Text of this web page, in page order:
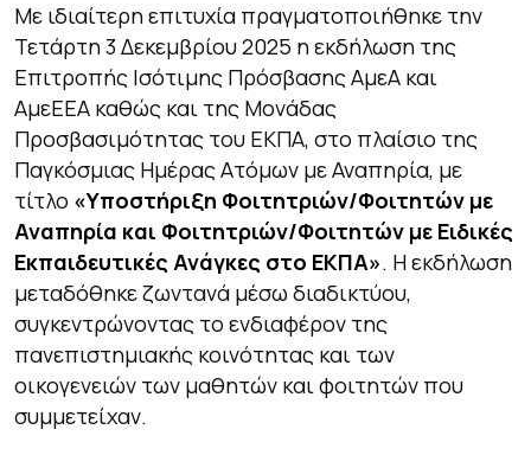
Με ιδιαίτερη επιτυχία πραγματοποιήθηκε την
Τετάρτη 3 Δεκεμβρίου 2025 η εκδήλωση της
Επιτροπής Ισότιμης Πρόσβασης ΑμεΑ και
ΑμεΕΕΑ καθώς και της Μονάδας
Προσβασιμότητας του ΕΚΠΑ, στο πλαίσιο της
Παγκόσμιας Ημέρας Ατόμων με Αναπηρία, με
τίτλο «Υποστήριξη Φοιτητριών/Φοιτητών με
Αναπηρία και Φοιτητριών/Φοιτητών με Ειδικές
Εκπαιδευτικές Ανάγκες στο ΕΚΠΑ». Η εκδήλωση
μεταδόθηκε ζωντανά μέσω διαδικτύου,
συγκεντρώνοντας το ενδιαφέρον της
πανεπιστημιακής κοινότητας και των
οικογενειών των μαθητών και φοιτητών που
συμμετείχαν.